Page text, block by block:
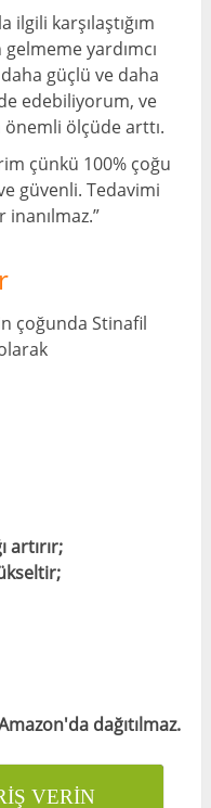
ilgili karşılaştığım
yardımcı
güçlü ve daha
edebiliyorum, ve
ölçüde arttı.
çünkü 100% çoğu
güvenli. Tedavimi
çoğunda Stinafil
artırır;
dağıtılmaz.
VERİN